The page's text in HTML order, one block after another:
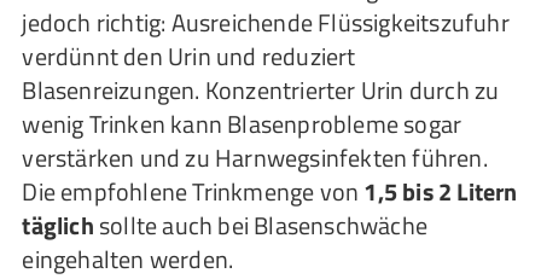
jedoch richtig: Ausreichende Flüssigkeitszufuhr
verdünnt den Urin und reduziert
Blasenreizungen. Konzentrierter Urin durch zu
wenig Trinken kann Blasenprobleme sogar
verstärken und zu Harnwegsinfekten führen.
Die empfohlene Trinkmenge von1,5 bis 2 Litern
täglichsollte auch bei Blasenschwäche
eingehalten werden.